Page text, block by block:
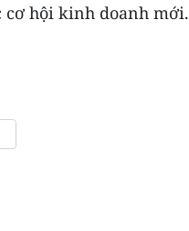
cơ hội kinh doanh mới.